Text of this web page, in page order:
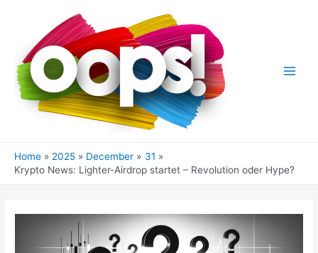
Home 2025 December
31
Krypto News: Lighter-Airdrop startet – Revolution oder Hype?